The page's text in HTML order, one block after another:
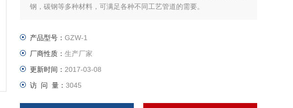
钢，碳钢等多种材料，可满足各种不同工艺管道的需要。
产品型号： GZW-1
厂商性质： 生产厂家
更新时间： 2017-03-08
访 问 量： 3045